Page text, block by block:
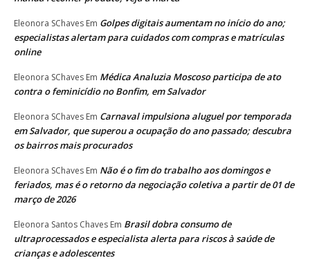
Eleonora SChaves Em Golpes digitais aumentam no início do ano;
especialistas alertam para cuidados com compras e matrículas
online
Eleonora SChaves Em Médica Analuzia Moscoso participa de ato
contra o feminicídio no Bonfim, em Salvador
Eleonora SChaves Em Carnaval impulsiona aluguel por temporada
em Salvador, que superou a ocupação do ano passado; descubra
os bairros mais procurados
Eleonora SChaves Em Não é o fim do trabalho aos domingos e
feriados, mas é o retorno da negociação coletiva a partir de 01 de
março de 2026
Eleonora Santos Chaves Em Brasil dobra consumo de
ultraprocessados e especialista alerta para riscos à saúde de
crianças e adolescentes